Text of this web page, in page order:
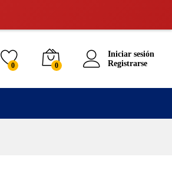
0 0
Iniciar sesión
Registrarse